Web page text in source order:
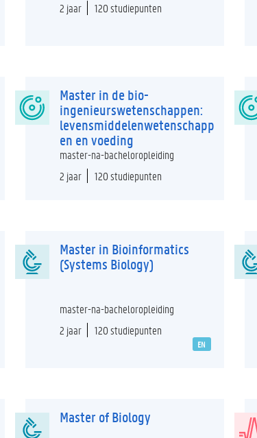
2 jaar
120 studiepunten
Master in de bio-
ingenieurswetenschappen:
levensmiddelenwetenschapp
en en voeding
master-na-bacheloropleiding
2 jaar
120 studiepunten
Master in Bioinformatics
(Systems Biology)
master-na-bacheloropleiding
2 jaar
120 studiepunten
EN
Master of Biology